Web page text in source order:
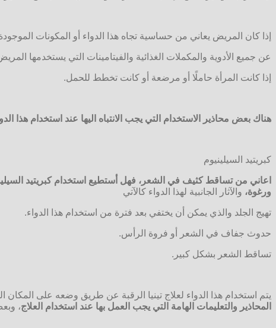
إذا كان المريض يعاني من حساسية تجاه هذا الدواء أو المكونات الموجودة
عن جميع الأدوية والمكملات الغذائية والفيتامينات التي يستخدمها
إذا كانت المرأة حاملًا أو مرضعة أو كانت تخطط للحمل.
هناك بعض محاذير الاستخدام التي يجب الانتباه اليها عند استخدام هذا
كبريتيد السيلينيوم
اعاني من تساقط كثيف في الشعر، فهل أستطيع استخدام كبريتيد
ورغوة، والآثار الجانبية لهذا الدواء كالآتي
تهيج الجلد والذي يمكن أن يختفي بعد فترة من استخدام هذا الدواء.
حدوث جفاف في الشعر أو فروة الرأس.
تساقط الشعر بشكل كبير.
يتم استخدام هذا الدواء لعلاج تينيا الرقبة عن طريق وضعه على
المحاذير والتعليمات الهامة التي يجب العمل بها عند استخدام العلاج،